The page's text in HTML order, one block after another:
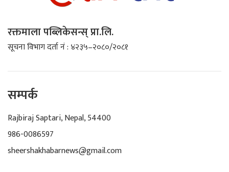
रक्तमाला पब्लिकेसन्स् प्रा.लि.
सूचना विभाग दर्ता नं : ४२३५–२०८०/२०८१
सम्पर्क
Rajbiraj Saptari, Nepal, 54400
986-0086597
sheershakhabarnews@gmail.com